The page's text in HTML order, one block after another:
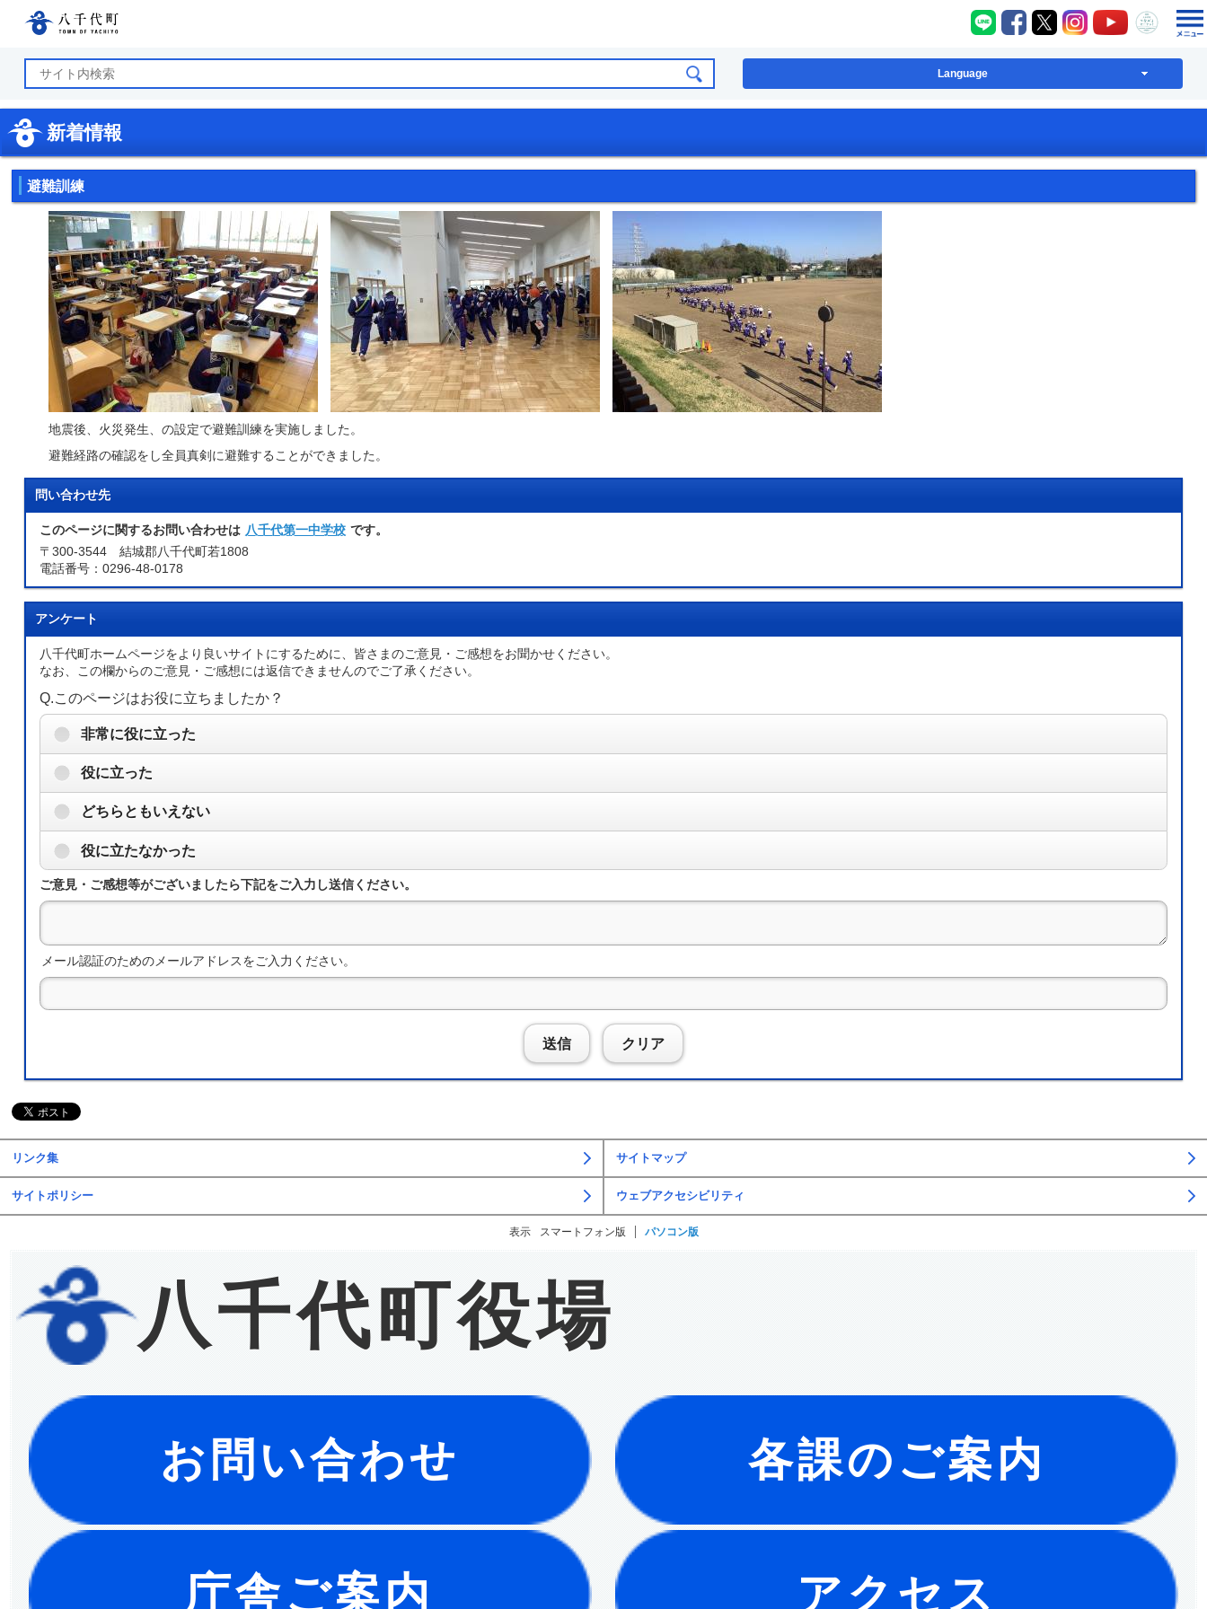
八千代町LINE
八千代町Facebook
八千代町X八千代町Instagram
八千代町八千代
Language
新着情報
避難訓練
地震後、火災発生、の設定で避難訓練を実施しました。
避難経路の確認をし全員真剣に避難することができました。
問い合わせ先
このページに関するお問い合わせは 八千代第一中学校 です。
〒300-3544 結城郡八千代町若1808
電話番号：0296-48-0178
アンケート
八千代町ホームページをより良いサイトにするために、皆さまのご意見・ご感想をお聞かせください。
なお、この欄からのご意見・ご感想には返信できませんのでご了承ください。
Q.このページはお役に立ちましたか？
非常に役に立った
役に立った
どちらともいえない
役に立たなかった
ご意見・ご感想等がございましたら下記をご入力し送信ください。
メール認証のためのメールアドレスをご入力ください。
送信 クリア
リンク集 サイトマップ
サイトポリシー ウェブアクセシビリティ
表示 スマートフォン版 パソコン版
八千代町役場
お問い合わせ 各課のご案内
庁舎ご案内 アクセス